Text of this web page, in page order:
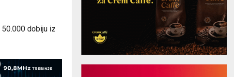
dobiju iz